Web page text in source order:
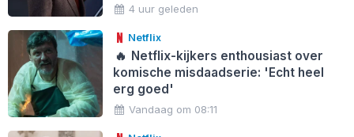
4 uur geleden
Netflix
🔥 Netflix-kijkers enthousiast over
komische misdaadserie: 'Echt heel
erg goed'
Vandaag om 08:11